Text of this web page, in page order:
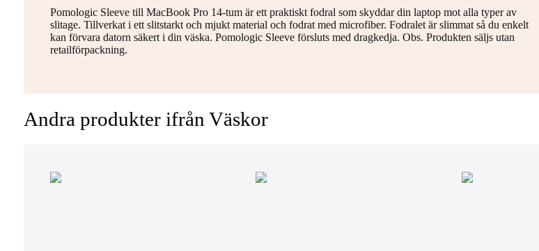
Pomologic Sleeve till MacBook Pro 14-tum är ett praktiskt fodral som skyddar din laptop mot alla typer av
slitage. Tillverkat i ett slitstarkt och mjukt material och fodrat med microfiber. Fodralet är slimmat så du enkelt
kan förvara datorn säkert i din väska. Pomologic Sleeve försluts med dragkedja. Obs. Produkten säljs utan
retailförpackning.
Andra produkter ifrån Väskor